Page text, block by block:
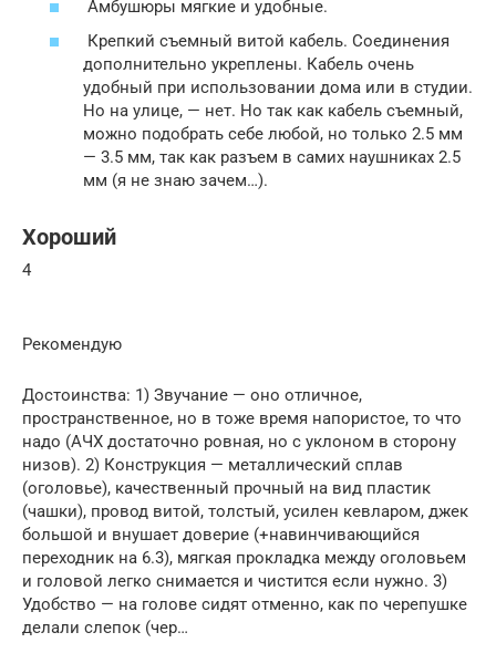
Амбушюры мягкие и удобные.
Крепкий съемный витой кабель. Соединения
дополнительно укреплены. Кабель очень
удобный при использовании дома или в студии.
Но на улице, — нет. Но так как кабель съемный,
можно подобрать себе любой, но только 2.5 мм
— 3.5 мм, так как разъем в самих наушниках 2.5
мм (я не знаю зачем…).
Хороший
4
Рекомендую
Достоинства: 1) Звучание — оно отличное,
пространственное, но в тоже время напористое, то что
надо (АЧХ достаточно ровная, но с уклоном в сторону
низов). 2) Конструкция — металлический сплав
(оголовье), качественный прочный на вид пластик
(чашки), провод витой, толстый, усилен кевларом, джек
большой и внушает доверие (+навинчивающийся
переходник на 6.3), мягкая прокладка между оголовьем
и головой легко снимается и чистится если нужно. 3)
Удобство — на голове сидят отменно, как по черепушке
делали слепок (чер…